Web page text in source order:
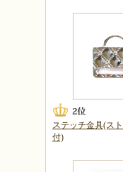
ステッチ金具(ス
付)